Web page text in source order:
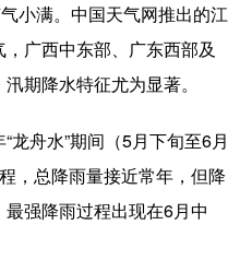
网评 港澳
全球连线 教育
访谈 视频
金融 汽车
满。中国天气网推出的江
广西中东部、广东西部及
期降水特征尤为显著。
舟水”期间（5月下旬至6月
，总降雨量接近常年，但降
强降雨过程出现在6月中